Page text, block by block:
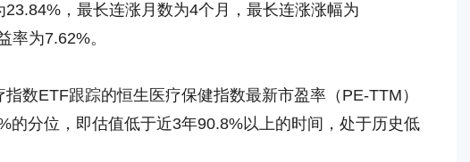
，最长连涨月数为4个月，最长连涨涨幅为
率为7.62%。
数ETF跟踪的恒生医疗保健指数最新市盈率（PE-TTM）
的分位，即估值低于近3年90.8%以上的时间，处于历史低